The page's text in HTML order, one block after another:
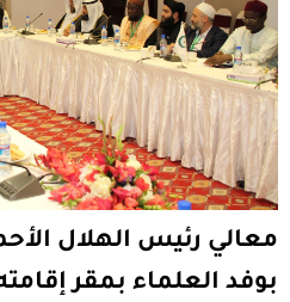
معالي رئيس الهلال
بوفد العلماء بمقر